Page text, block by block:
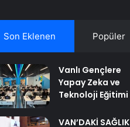
Son Eklenen Popüler
Vanlı Gençlere
Yapay Zeka ve
Teknoloji Eğitimi
VAN’DAKİ SAĞLIK